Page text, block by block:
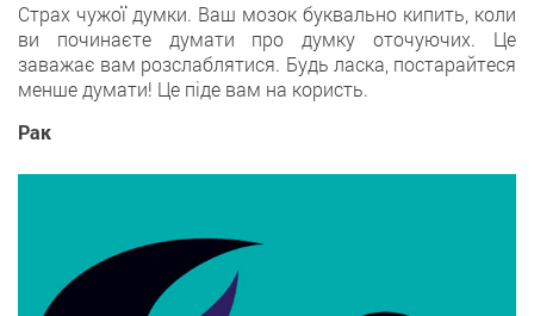
Страх чужої думки. Ваш мозок буквально кипить, коли
ви починаєте думати про думку оточуючих. Це
заважає вам розслаблятися. Будь ласка, постарайтеся
менше думати! Це піде вам на користь.
Рак